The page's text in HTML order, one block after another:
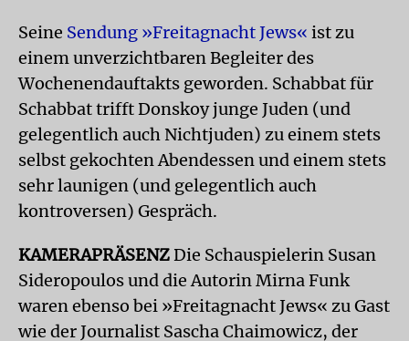
Seine Sendung »Freitagnacht Jews« ist zu
einem unverzichtbaren Begleiter des
Wochenendauftakts geworden. Schabbat für
Schabbat trifft Donskoy junge Juden (und
gelegentlich auch Nichtjuden) zu einem stets
selbst gekochten Abendessen und einem stets
sehr launigen (und gelegentlich auch
kontroversen) Gespräch.
KAMERAPRÄSENZDie Schauspielerin Susan
Sideropoulos und die Autorin Mirna Funk
waren ebenso bei »Freitagnacht Jews« zu Gast
wie der Journalist Sascha Chaimowicz, der